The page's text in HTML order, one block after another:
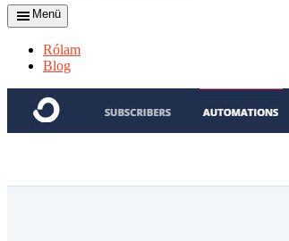
Menü
Rólam
Blog